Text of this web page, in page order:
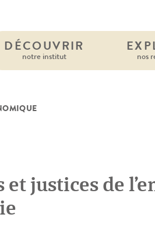
DÉCOUVRIR
notre institut nos
et justices de